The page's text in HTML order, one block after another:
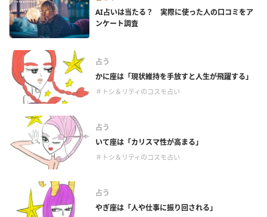
AI占いは当たる？ 実際に使った人の口コミをア
ンケート調査
占う
かに座は「現状維持を手放すと人生が飛躍する」
＃トシ＆リティのコスモ占い
占う
いて座は「カリスマ性が高まる」
＃トシ＆リティのコスモ占い
占う
やぎ座は「人や仕事に振り回される」